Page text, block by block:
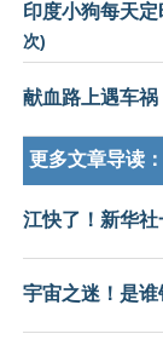
印度小狗每天
次)
献血路上遇车
更多文章导读：
江快了！新华
宇宙之迷！是